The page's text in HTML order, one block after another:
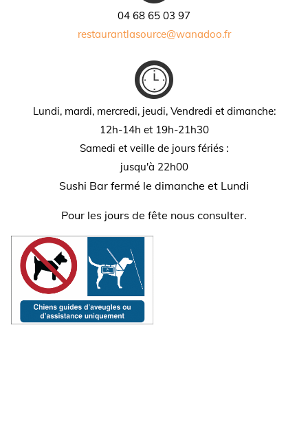
04 68 65 03 97
restaurantlasource@wanadoo.fr
Lundi, mardi, mercredi, jeudi, Vendredi et dimanche:
12h-14h et 19h-21h30
Samedi et veille de jours fériés :
jusqu'à 22h00
Sushi Bar fermé le dimanche et Lundi
Pour les jours de fête nous consulter.